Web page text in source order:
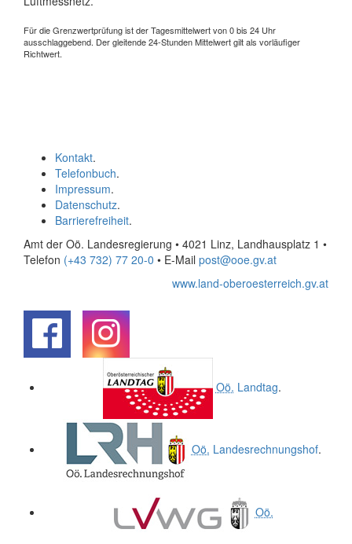
Für die Grenzwertprüfung ist der Tagesmittelwert von 0 bis 24 Uhr
ausschlaggebend. Der gleitende 24-Stunden Mittelwert gilt als vorläufiger
Richtwert.
Kontakt.
Telefonbuch.
Impressum.
Datenschutz.
Barrierefreiheit.
Amt der Oö. Landesregierung • 4021 Linz, Landhausplatz 1 •
Telefon (+43 732) 77 20-0 • E-Mail post@ooe.gv.at
www.land-oberoesterreich.gv.at
Oö. Landtag.
Oö. Landesrechnungshof.
Oö.